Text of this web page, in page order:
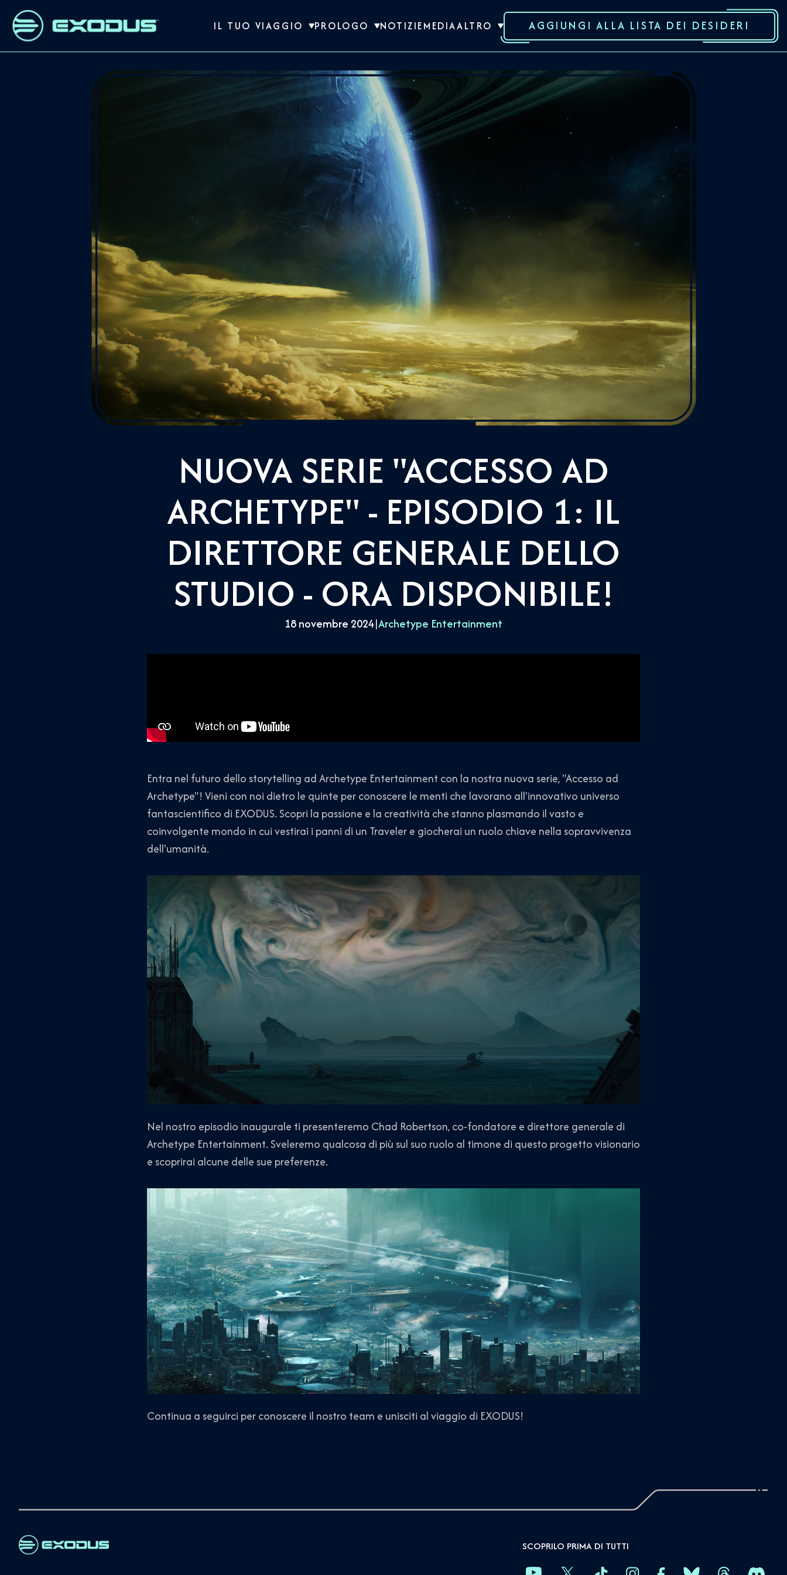
IL TUO VIAGGIO PROLOGO NOTIZIEMEDIAALTRO AGGIUNGI ALLA LISTA DEI DESIDERI
NUOVA SERIE "ACCESSO AD
ARCHETYPE" - EPISODIO 1: IL
DIRETTORE GENERALE DELLO
STUDIO - ORA DISPONIBILE!
18 novembre 2024|Archetype Entertainment
Entra nel futuro dello storytelling ad Archetype Entertainment con la nostra nuova serie, "Accesso ad
Archetype"! Vieni con noi dietro le quinte per conoscere le menti che lavorano all'innovativo universo
fantascientifico di EXODUS. Scopri la passione e la creatività che stanno plasmando il vasto e
coinvolgente mondo in cui vestirai i panni di un Traveler e giocherai un ruolo chiave nella sopravvivenza
dell'umanità.
Nel nostro episodio inaugurale ti presenteremo Chad Robertson, co-fondatore e direttore generale di
Archetype Entertainment. Sveleremo qualcosa di più sul suo ruolo al timone di questo progetto visionario
e scoprirai alcune delle sue preferenze.
Continua a seguirci per conoscere il nostro team e unisciti al viaggio di EXODUS!
SCOPRILO PRIMA DI TUTTI